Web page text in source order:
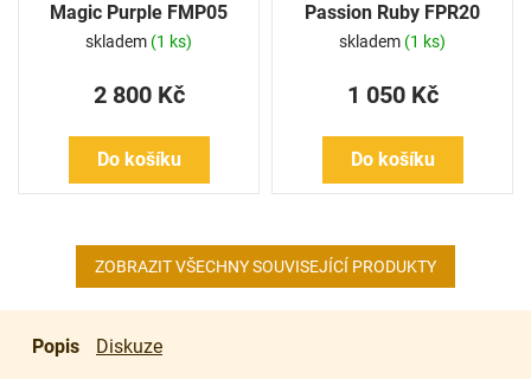
Magic Purple FMP05
skladem (1 ks)
2 800 Kč
Do košíku
Passion Ruby FPR20
skladem (1 ks)
1 050 Kč
Do košíku
ZOBRAZIT VŠECHNY SOUVISEJÍCÍ PRODUKTY
Popis Diskuze